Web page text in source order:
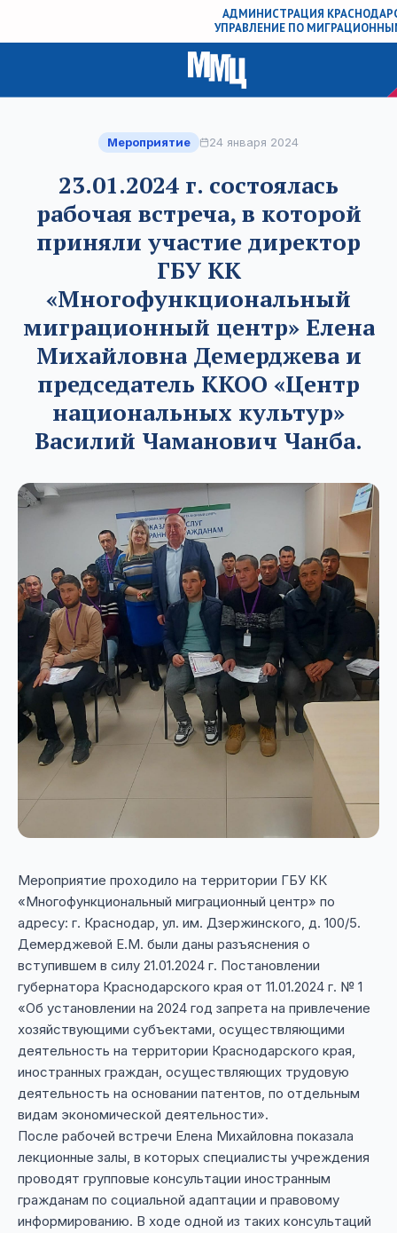
АДМИНИСТРАЦИЯ
УПРАВЛЕНИЕ ПО
Мероприятие 24 января 2024
23.01.2024 г. состоялась
рабочая встреча, в которой
приняли участие директор
ГБУ КК
«Многофункциональный
миграционный центр» Елена
Михайловна Демерджева и
председатель ККОО «Центр
национальных культур»
Василий Чаманович Чанба.
Мероприятие проходило на территории ГБУ КК
«Многофункциональный миграционный центр» по
адресу: г. Краснодар, ул. им. Дзержинского, д. 100/5.
Демерджевой Е.М. были даны разъяснения о
вступившем в силу 21.01.2024 г. Постановлении
губернатора Краснодарского края от 11.01.2024 г. № 1
«Об установлении на 2024 год запрета на привлечение
хозяйствующими субъектами, осуществляющими
деятельность на территории Краснодарского края,
иностранных граждан, осуществляющих трудовую
деятельность на основании патентов, по отдельным
видам экономической деятельности».
После рабочей встречи Елена Михайловна показала
лекционные залы, в которых специалисты учреждения
проводят групповые консультации иностранным
гражданам по социальной адаптации и правовому
информированию. В ходе одной из таких консультаций